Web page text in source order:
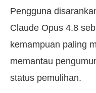
Pengguna
Claude Opus 4.8
kemampuan paling
memantau
status pemulihan.